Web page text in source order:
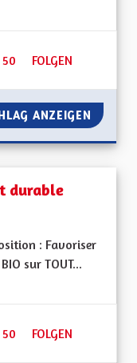
50 50 FOLLOWER
FOLGEN
ÉCOLOGIE ET
ANZEIGEN
durable
: Favoriser
sur TOUT...
50 50 FOLLOWER
FOLGEN
ECOLOGIE ET